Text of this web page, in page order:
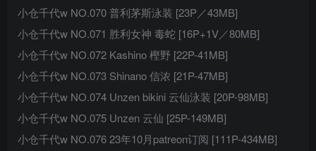
小仓千代w NO.070 普利茅斯泳装 [23P／43MB]
小仓千代w NO.071 胜利女神 毒蛇 [16P+1V／80MB]
小仓千代w NO.072 Kashino 樫野 [22P-41MB]
小仓千代w NO.073 Shinano 信浓 [21P-47MB]
小仓千代w NO.074 Unzen bikini 云仙泳装 [20P-98MB]
小仓千代w NO.075 Unzen 云仙 [25P-149MB]
小仓千代w NO.076 23年10月patreon订阅 [111P-434MB]